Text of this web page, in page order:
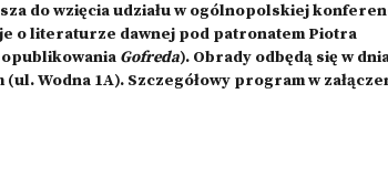
do wzięcia udziału w ogólnopolskiej
o literaturze dawnej pod patronatem Piotra
Gofreda). Obrady odbędą się w
Wodna 1A). Szczegółowy program w